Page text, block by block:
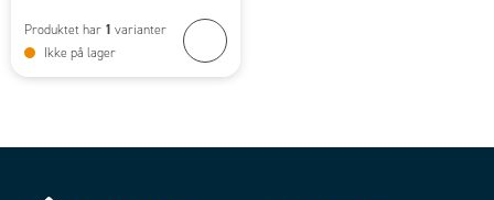
Produktet har 1 varianter
Ikke på lager